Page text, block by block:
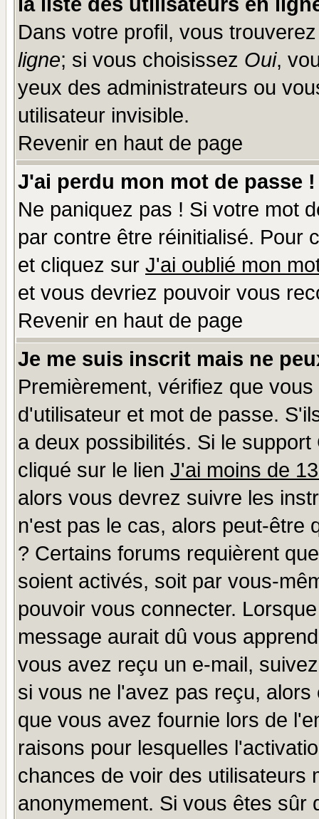
Dans votre profil, vous
ligne; si vous choisissez Oui,
yeux des administrateurs ou
utilisateur invisible.
Revenir en haut de page
J'ai perdu mon mot de passe !
Ne paniquez pas ! Si votre mot
par contre être réinitialisé. Pour
et cliquez sur J'ai oublié mon
et vous devriez pouvoir vous
Revenir en haut de page
Je me suis inscrit mais ne
Premièrement, vérifiez que
d'utilisateur et mot de passe.
a deux possibilités. Si le
cliqué sur le lien J'ai moins de
alors vous devrez suivre les
n'est pas le cas, alors peut-être
? Certains forums requièrent
soient activés, soit par vous-
pouvoir vous connecter.
message aurait dû vous
vous avez reçu un e-mail,
si vous ne l'avez pas reçu,
que vous avez fournie lors de
raisons pour lesquelles
chances de voir des utilisateurs
anonymement. Si vous êtes sûr